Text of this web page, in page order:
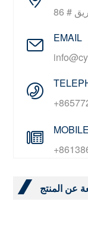
EMAIL
عن المنتج